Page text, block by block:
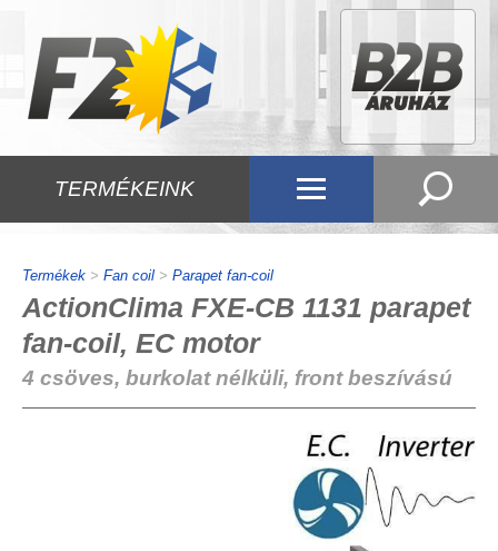
TERMÉKEINK
Termékek > Fan coil > Parapet fan-coil
ActionClima FXE-CB 1131 parapet
fan-coil, EC motor
4 csöves, burkolat nélküli, front beszívású